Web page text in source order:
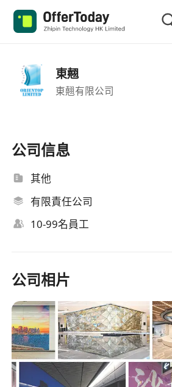
東翹
東翹有限公司
公司信息
其他
有限責任公司
10-99名員工
公司相片